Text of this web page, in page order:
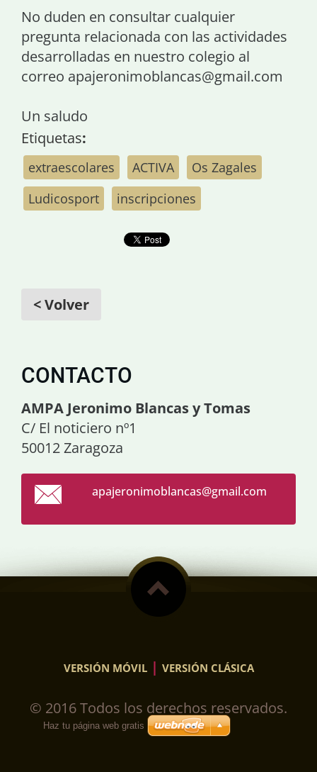
No duden en consultar cualquier
pregunta relacionada con las actividades
desarrolladas en nuestro colegio al
correo apajeronimoblancas@gmail.com
Un saludo
Etiquetas:
extraescolares ACTIVA
Os Zagales
Ludicosport
inscripciones
< Volver
CONTACTO
AMPA Jeronimo Blancas y Tomas
C/ El noticiero nº1
50012 Zaragoza
apajeronimoblancas@gmail.com
VERSIÓN MÓVIL | VERSIÓN CLÁSICA
© 2016 Todos los derechos reservados.
Haz tu página web gratis